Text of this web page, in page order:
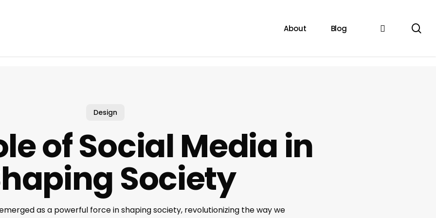
About Blog instagram
Design
of Social Media in
Society
as a powerful force in shaping society, revolutionizing the way we